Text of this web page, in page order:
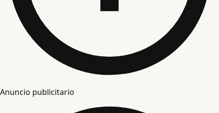
Anuncio publicitario